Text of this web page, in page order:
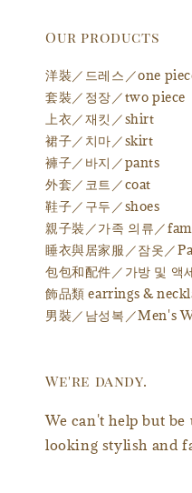
Our products
洋裝／드레스／one
套裝／정장／two piece
上衣／재킷／shirt
裙子／치마／skirt
褲子／바지／pants
外套／코트／coat
鞋子／구두／shoes
親子裝／가족 의류／
睡衣與居家服／잠옷／
包包和配件／가방 및 액
飾品類 earrings &
男裝／남성복／Men's
We're dandy.
We can't help but
looking stylish and